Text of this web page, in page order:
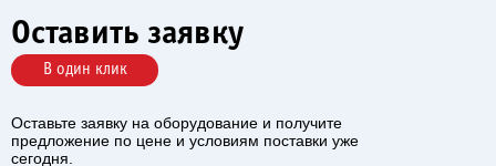
Оставить заявку
В один клик
Оставьте заявку на оборудование и получите
предложение по цене и условиям поставки уже
сегодня.